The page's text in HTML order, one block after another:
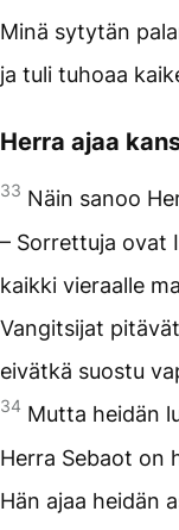
Minä sytytän
ja tuli tuhoaa
Herra ajaa
33 Näin sanoo
– Sorrettuja ovat
kaikki vieraalle
Vangitsijat
eivätkä suostu
34 Mutta heidän
Herra Sebaot on
Hän ajaa heidän